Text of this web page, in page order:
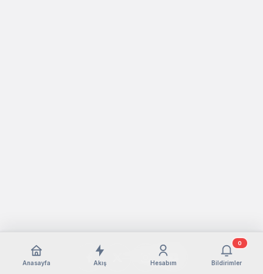
Anasayfa Akış Hesabım Bildirimler
0